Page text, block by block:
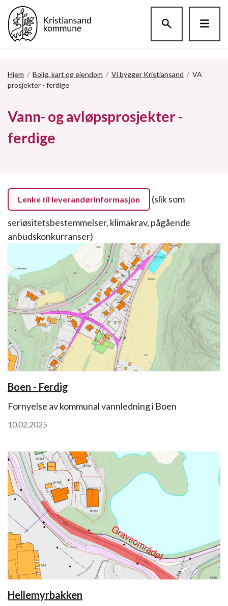
Hjem / Bolig, kart og eiendom / Vi bygger Kristiansand / VA
prosjekter - ferdige
Vann- og avløpsprosjekter -
ferdige
Lenke til leverandørinformasjon (slik som
seriøsitetsbestemmelser, klimakrav, pågående
anbudskonkurranser)
Boen - Ferdig
Fornyelse av kommunal vannledning i Boen
10.02.2025
Hellemyrbakken